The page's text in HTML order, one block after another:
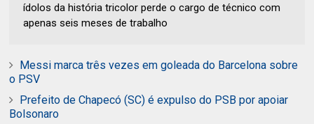
ídolos da história tricolor perde o cargo de técnico com
apenas seis meses de trabalho
Messi marca três vezes em goleada do Barcelona sobre
o PSV
Prefeito de Chapecó (SC) é expulso do PSB por apoiar
Bolsonaro